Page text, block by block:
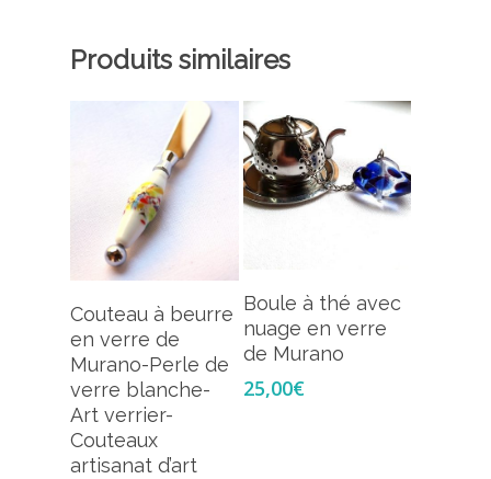
Produits similaires
Ajouter Au
Panier
Couteau à beurre
en verre de
Murano-Perle de
verre blanche-
Art verrier-
Couteaux
artisanat d’art
Ajouter Au
Boule à thé avec
nuage en verre
de Murano
25,00€